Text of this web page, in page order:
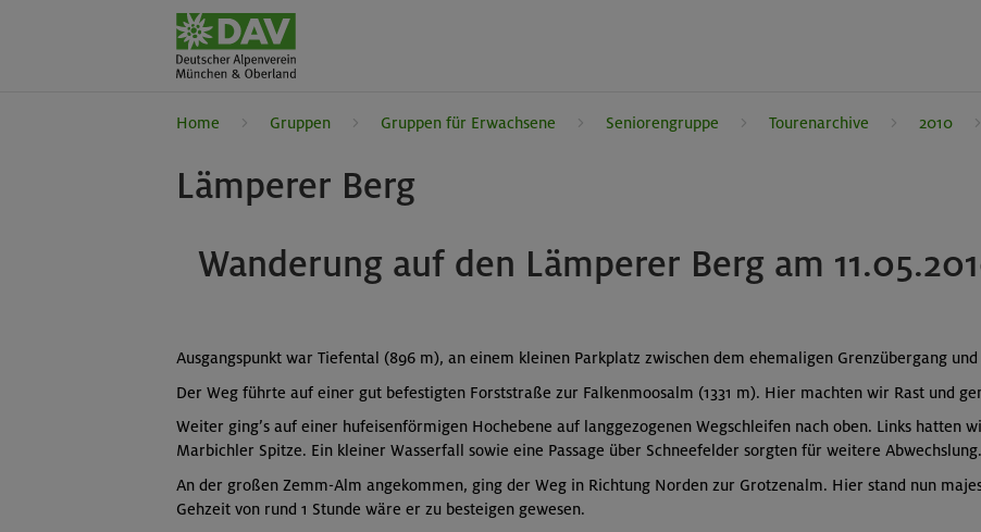
Home Gruppen Gruppen für Erwachsene Seniorengruppe Tourenarchive 2010
Lämperer Berg
Wanderung auf den Lämperer Berg am
Ausgangspunkt war Tiefental (896 m), an einem kleinen Parkplatz zwischen dem ehemaligen Grenzübergang
Der Weg führte auf einer gut befestigten Forststraße zur Falkenmoosalm (1331 m). Hier machten wir Rast und
Weiter ging’s auf einer hufeisenförmigen Hochebene auf langgezogenen Wegschleifen nach oben. Links hatten
Marbichler Spitze. Ein kleiner Wasserfall sowie eine Passage über Schneefelder sorgten für weitere Abwechslung.
An der großen Zemm-Alm angekommen, ging der Weg in Richtung Norden zur Grotzenalm. Hier stand nun
Gehzeit von rund 1 Stunde wäre er zu besteigen gewesen.